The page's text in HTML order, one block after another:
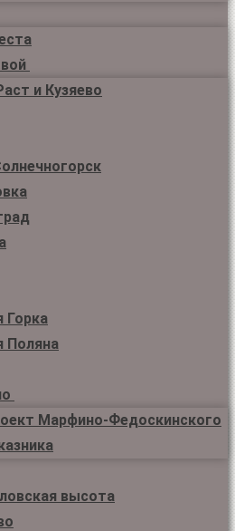
и Кузяево
Горка
Поляна
Марфино-Федоскинского
высота